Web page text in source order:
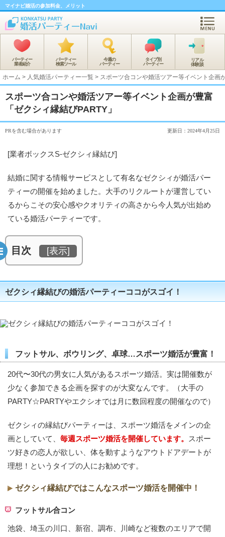
マイナビ婚活の参加料金、メリット
パーティー
業者紹介
パーティー
検索ツール
今週の
パーティー
タイプ別
パーティー
リアル
体験談
ホーム > 人気婚活パーティー一覧 > スポーツ合コンや婚活ツアー等イベント企画
スポーツ合コンや婚活ツアー等イベント企画が豊富
「ゼクシィ縁結びPARTY」
PRを含む場合があります 更新日：2024年4月25日
[業者ボックスS-ゼクシィ縁結び]
結婚に関する情報サービスとして有名なゼクシィが婚活パー
ティーの開催を始めました。大手のリクルートが運営してい
るからこその安心感やクオリティの高さから今人気が出始め
ている婚活パーティーです。
目次 [表示]
ゼクシィ縁結びの婚活パーティーココがスゴイ！
フットサル、ボウリング、卓球…スポーツ婚活が豊富！
20代〜30代の男女に人気があるスポーツ婚活。実は開催数が
少なく参加できる企画を探すのが大変なんです。（大手の
PARTY☆PARTYやエクシオでは月に数回程度の開催なので）
ゼクシィの縁結びパーティーは、スポーツ婚活をメインの企
画としていて、 毎週スポーツ婚活を開催しています。
スポー
ツ好きの恋人が欲しい、体を動すようなアウトドアデートが
理想！というタイプの人にお勧めです。
ゼクシィ縁結びではこんなスポーツ婚活を開催中！
フットサル合コン
池袋、埼玉の川口、新宿、調布、川崎など複数のエリアで開